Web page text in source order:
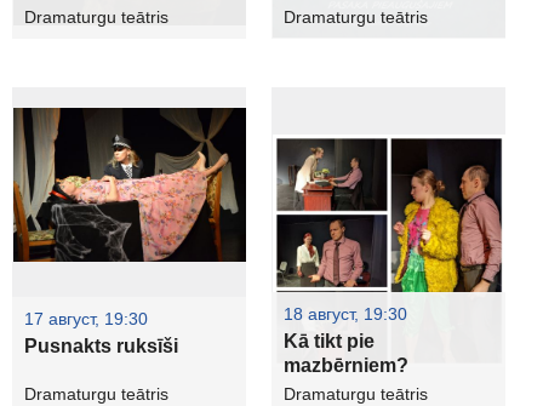
Dramaturgu teātris Dramaturgu teātris
17 август, 19:30
Pusnakts ruksīši
Dramaturgu teātris
18 август, 19:30
Kā tikt pie
mazbērniem?
Dramaturgu teātris